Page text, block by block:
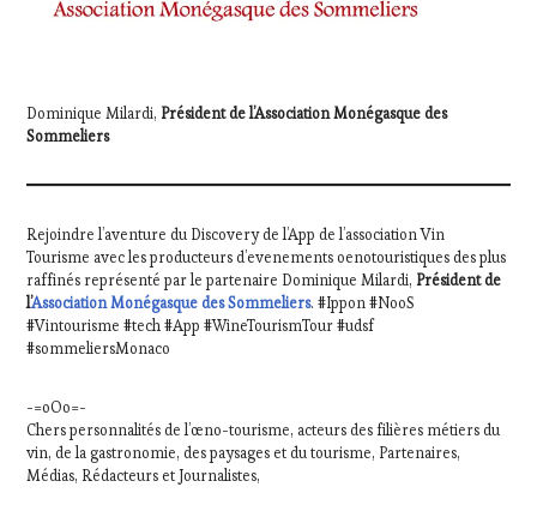
Dominique Milardi, Président de l’Association Monégasque des
Sommeliers
Rejoindre l’aventure du Discovery de l’App de l’association Vin
Tourisme avec les producteurs d’evenements oenotouristiques des plus
raffinés représenté par le partenaire Dominique Milardi, Président de
l’Association Monégasque des Sommeliers. #Ippon #NooS
#Vintourisme #tech #App #WineTourismTour #udsf
#sommeliersMonaco
-=oOo=-
Chers personnalités de l’œno-tourisme, acteurs des filières métiers du
vin, de la gastronomie, des paysages et du tourisme, Partenaires,
Médias, Rédacteurs et Journalistes,